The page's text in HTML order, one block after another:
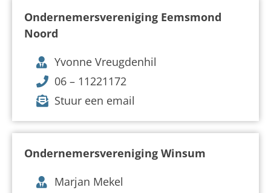
Ondernemersvereniging Eemsmond
Noord
Yvonne Vreugdenhil
06 – 11221172
Stuur een email
Ondernemersvereniging Winsum
Marjan Mekel